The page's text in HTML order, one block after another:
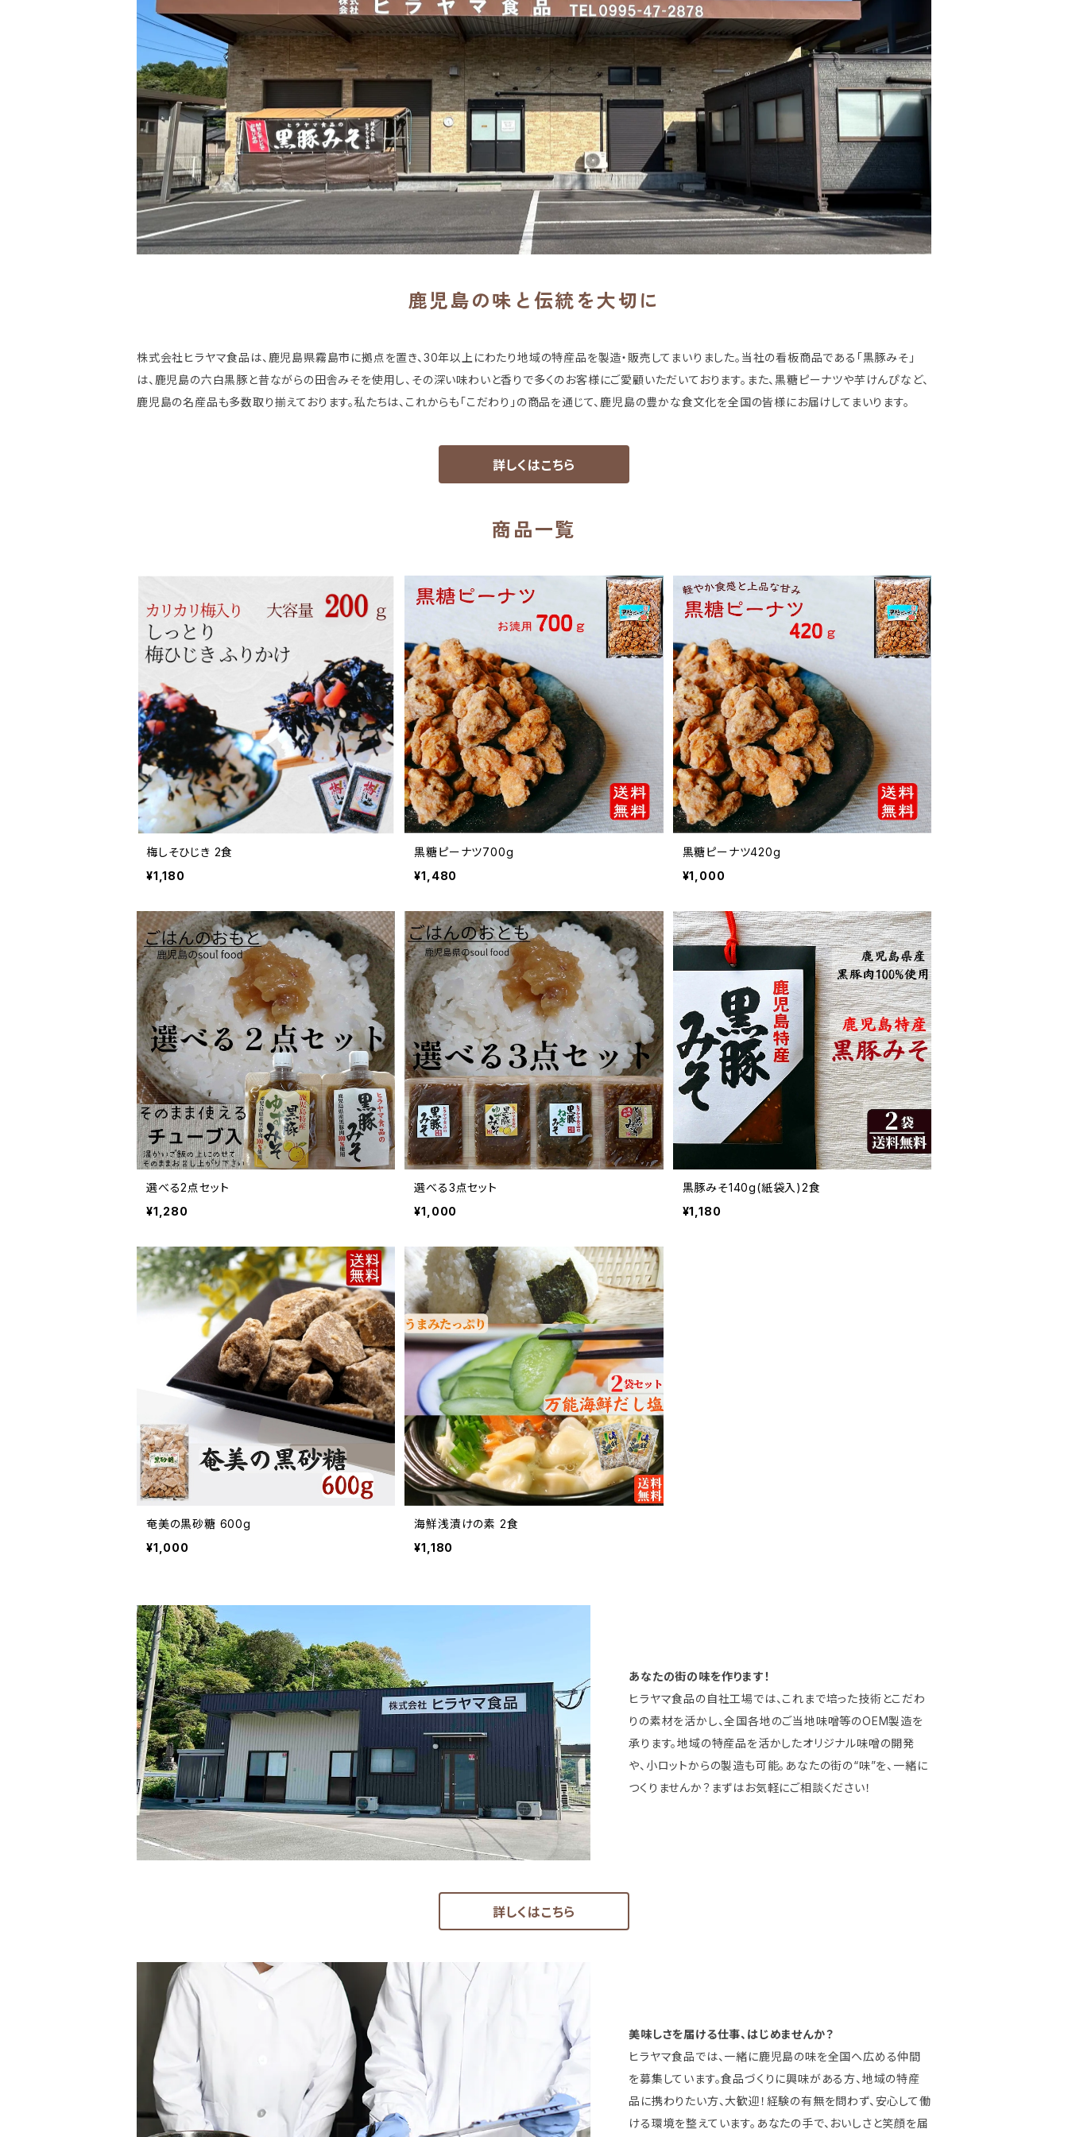
鹿児島の味と伝統を大切に
株式会社ヒラヤマ食品は、鹿児島県霧島市に拠点を置き、30年以上にわたり地域の特産品を製造・販売してまいりました。当社の看板商品である「黒豚みそ」
は、鹿児島の六白黒豚と昔ながらの田舎みそを使用し、その深い味わいと香りで多くのお客様にご愛顧いただいております。また、黒糖ピーナツや芋けんぴなど、
鹿児島の名産品も多数取り揃えております。私たちは、これからも「こだわり」の商品を通じて、鹿児島の豊かな食文化を全国の皆様にお届けしてまいります。
詳しくはこちら
商品一覧
梅しそひじき 2食
¥1,180
黒糖ピーナツ700g
¥1,480
黒糖ピーナツ420g
¥1,000
選べる2点セット
¥1,280
選べる3点セット
¥1,000
黒豚みそ140g(紙袋入)2食
¥1,180
奄美の黒砂糖 600g
¥1,000
海鮮浅漬けの素 2食
¥1,180
あなたの街の味を作ります！
ヒラヤマ食品の自社工場では、これまで培った技術とこだわ
りの素材を活かし、全国各地のご当地味噌等のOEM製造を
承ります。地域の特産品を活かしたオリジナル味噌の開発
や、小ロットからの製造も可能。あなたの街の“味”を、一緒に
つくりませんか？まずはお気軽にご相談ください！
詳しくはこちら
美味しさを届ける仕事、はじめませんか？
ヒラヤマ食品では、一緒に鹿児島の味を全国へ広める仲間
を募集しています。食品づくりに興味がある方、地域の特産
品に携わりたい方、大歓迎！経験の有無を問わず、安心して働
ける環境を整えています。あなたの手で、おいしさと笑顔を届